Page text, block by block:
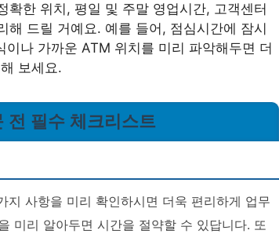
확한 위치, 평일 및 주말 영업시간, 고객센터
드릴 거예요. 예를 들어, 점심시간에 잠시
나 가까운 ATM 위치를 미리 파악해두면 더
보세요.
전 필수 체크리스트
지 사항을 미리 확인하시면 더욱 편리하게 업무
미리 알아두면 시간을 절약할 수 있답니다. 또